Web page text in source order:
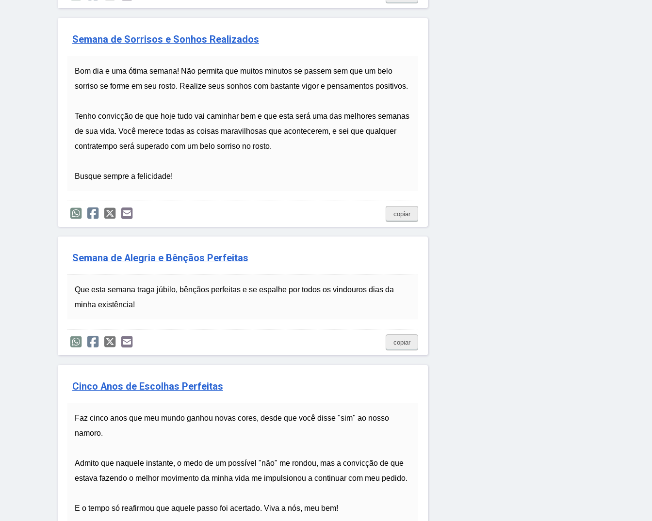
Semana de Sorrisos e Sonhos Realizados
Bom dia e uma ótima semana! Não permita que muitos minutos se passem sem que um belo
sorriso se forme em seu rosto. Realize seus sonhos com bastante vigor e pensamentos positivos.
Tenho convicção de que hoje tudo vai caminhar bem e que esta será uma das melhores semanas
de sua vida. Você merece todas as coisas maravilhosas que acontecerem, e sei que qualquer
contratempo será superado com um belo sorriso no rosto.
Busque sempre a felicidade!
copiar
Semana de Alegria e Bênçãos Perfeitas
Que esta semana traga júbilo, bênçãos perfeitas e se espalhe por todos os vindouros dias da
minha existência!
copiar
Cinco Anos de Escolhas Perfeitas
Faz cinco anos que meu mundo ganhou novas cores, desde que você disse "sim" ao nosso
namoro.
Admito que naquele instante, o medo de um possível "não" me rondou, mas a convicção de que
estava fazendo o melhor movimento da minha vida me impulsionou a continuar com meu pedido.
E o tempo só reafirmou que aquele passo foi acertado. Viva a nós, meu bem!